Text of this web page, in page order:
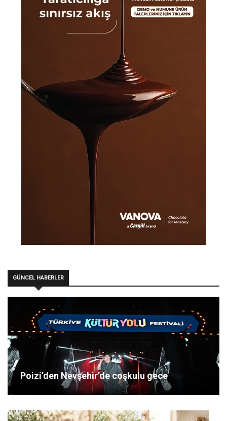
GÜNCEL HABERLER
Poizi’den Nevşehir’de coşkulu gece